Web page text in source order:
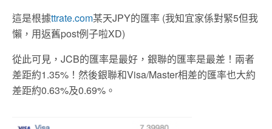
這是根據ttrate.com某天JPY的匯率 (我知宜家係對緊5但我
懶，用返舊post例子啦XD)
從此可見，JCB的匯率是最好，銀聯的匯率是最差！兩者
差距約1.35%！然後銀聯和Visa/Master相差的匯率也大約
差距約0.63%及0.69%。